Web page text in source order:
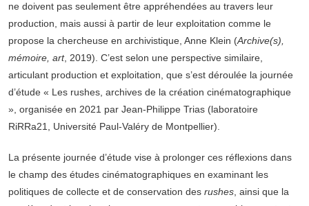
ne doivent pas seulement être appréhendées au travers leur
production, mais aussi à partir de leur exploitation comme le
propose la chercheuse en archivistique, Anne Klein (Archive(s),
mémoire, art, 2019). C’est selon une perspective similaire,
articulant production et exploitation, que s’est déroulée la journée
d’étude « Les rushes, archives de la création cinématographique
», organisée en 2021 par Jean-Philippe Trias (laboratoire
RiRRa21, Université Paul-Valéry de Montpellier).
La présente journée d’étude vise à prolonger ces réflexions dans
le champ des études cinématographiques en examinant les
politiques de collecte et de conservation des rushes, ainsi que la